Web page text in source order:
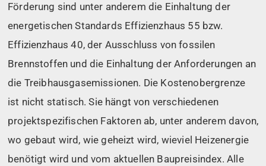
Förderung sind unter anderem die Einhaltung der
energetischen Standards Effizienzhaus 55 bzw.
Effizienzhaus 40, der Ausschluss von fossilen
Brennstoffen und die Einhaltung der Anforderungen an
die Treibhausgasemissionen. Die Kostenobergrenze
ist nicht statisch. Sie hängt von verschiedenen
projektspezifischen Faktoren ab, unter anderem davon,
wo gebaut wird, wie geheizt wird, wieviel Heizenergie
benötigt wird und vom aktuellen Baupreisindex. Alle